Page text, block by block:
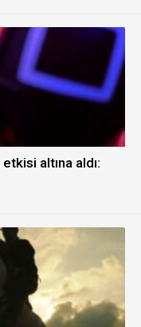
altına aldı: